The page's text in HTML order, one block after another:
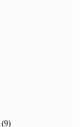
(9)